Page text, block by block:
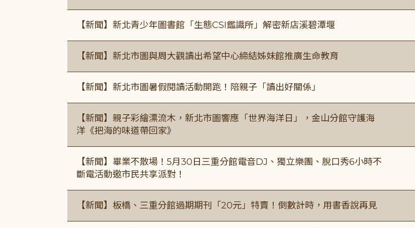
【新聞】新北青少年圖書館「生態CSI鑑識所」解密新店溪碧潭堰
【新聞】新北市圖與周大觀讀出希望中心締結姊妹館推廣生命教育
【新聞】新北市圖暑假閱讀活動開跑！陪親子「讀出好關係」
【新聞】親子彩繪漂流木，新北市圖響應「世界海洋日」，金山分館守護海
洋《把海的味道帶回家》
【新聞】畢業不散場！5月30日三重分館電音DJ、獨立樂團、脫口秀6小時不
斷電活動邀市民共享派對！
【新聞】板橋、三重分館過期期刊「20元」特賣！倒數計時，用書香說再見